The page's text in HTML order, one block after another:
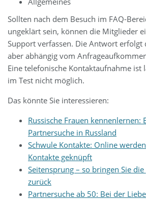
Sollten nach dem Besuch im FAQ-
ungeklärt sein, können die Mitglieder
Support verfassen. Die Antwort erfolgt
aber abhängig vom
Eine telefonische Kontaktaufnahme ist
im Test nicht möglich.
Das könnte Sie interessieren:
Russische Frauen kennenlernen:
Partnersuche in Russland
Schwule Kontakte: Online
Kontakte geknüpft
Seitensprung – so bringen Sie
zurück
Partnersuche ab 50: Bei der